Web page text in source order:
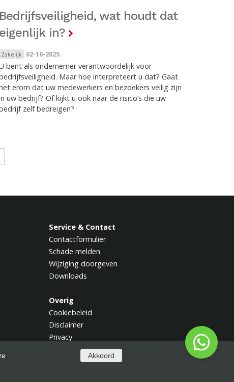
Akkoord
Bedrijfsveiligheid, wat houdt dat
eigenlijk in?
Zakelijk 02-10-2025
bent als ondernemer verantwoordelijk voor
Maar hoe interpreteert u dat? Gaat
erom dat uw medewerkers en bezoekers veilig zijn
uw bedrijf? Of kijkt u ook naar de risico’s die uw
zelf bedreigen?
Service & Contact
Contactformulier
Schade melden
Wijziging doorgeven
Downloads
Overig
Cookiebeleid
Disclaimer
Privacy